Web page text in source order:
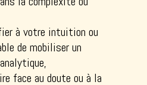
à votre intuition ou
de mobiliser un
face au doute ou à la